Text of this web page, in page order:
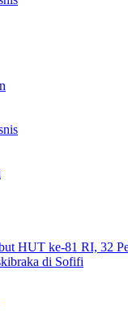
HUT ke-81 RI, 32
di Sofifi